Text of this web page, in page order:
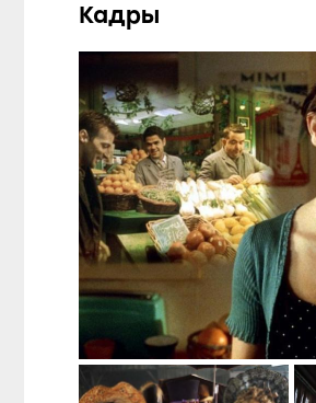
Кадры